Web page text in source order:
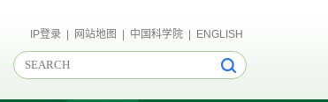
IP登录| 网站地图 中国科学院| ENGLISH